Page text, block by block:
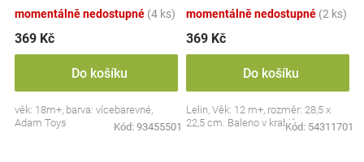
momentálně nedostupné (4 ks)
369 Kč
Do košíku
věk: 18m+, barva: vícebarevné,
Adam Toys
Kód: 93455501
momentálně nedostupné (2 ks)
369 Kč
Do košíku
Lelin, Věk: 12 m+, rozměr: 28,5 x
22,5 cm. Baleno v krabičce.
Kód: 54311701